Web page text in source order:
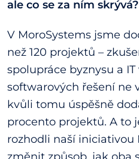
ale co se za ním skrývá?
V MoroSystems jsme
než 120 projektů –
spolupráce byznysu a
softwarových řešení ne
kvůli tomu úspěšně
procento projektů. A to
rozhodli naší iniciativou